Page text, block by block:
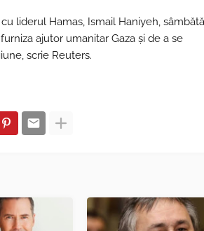
liderul Hamas, Ismail Haniyeh,
ajutor umanitar Gaza și de a se
scrie Reuters.